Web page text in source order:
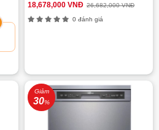
18,678,000 VNĐ 26,682,000 VNĐ
0 đánh giá
Giảm
30%